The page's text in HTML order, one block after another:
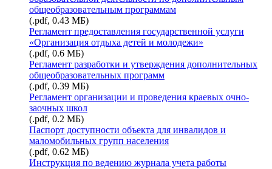
общеобразовательным программам
(.pdf, 0.43 МБ)
Регламент предоставления государственной услуги
«Организация отдыха детей и молодежи»
(.pdf, 0.6 МБ)
Регламент разработки и утверждения дополнительных
общеобразовательных программ
(.pdf, 0.39 МБ)
Регламент организации и проведения краевых очно-
заочных школ
(.pdf, 0.2 МБ)
Паспорт доступности объекта для инвалидов и
маломобильных групп населения
(.pdf, 0.62 МБ)
Инструкция по ведению журнала учета работы